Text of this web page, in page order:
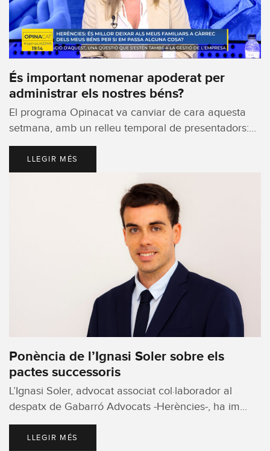
És important nomenar apoderat per
administrar els nostres béns?
El programa Opinacat va canviar de cara aquesta
setmana, amb un relleu temporal de presentadors:...
LLEGIR MÉS
Ponència de l’Ignasi Soler sobre els
pactes successoris
L’Ignasi Soler, advocat associat col·laborador al
despatx de Gabarró Advocats -Herències-, ha im...
LLEGIR MÉS